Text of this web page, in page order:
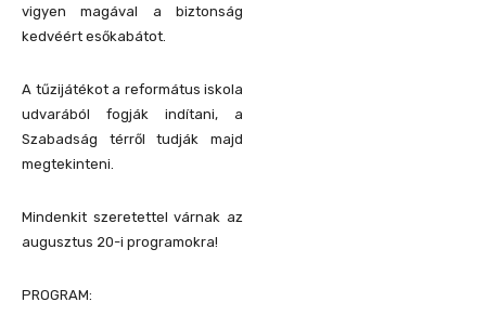
vigyen magával a biztonság
kedvéért esőkabátot.
A tűzijátékot a református iskola
udvarából fogják indítani, a
Szabadság térről tudják majd
megtekinteni.
Mindenkit szeretettel várnak az
augusztus 20-i programokra!
PROGRAM: